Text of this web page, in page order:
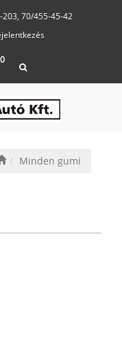
70/455-45-42
0
Minden gumi